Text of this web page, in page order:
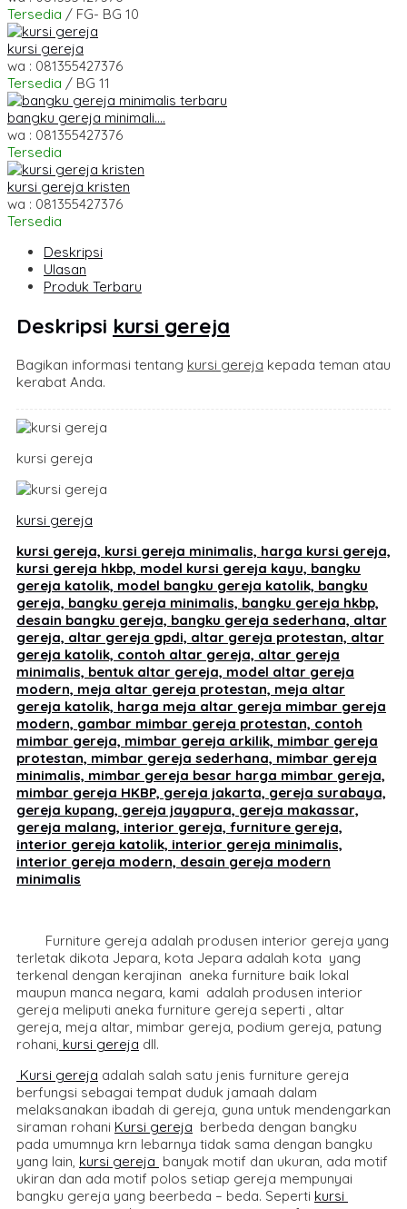
Tersedia / FG- BG 10
kursi gereja
wa : 081355427376
Tersedia / BG 11
bangku gereja minimali....
wa : 081355427376
Tersedia
kursi gereja kristen
wa : 081355427376
Tersedia
Deskripsi
Ulasan
Produk Terbaru
Deskripsi kursi gereja
Bagikan informasi tentang kursi gereja kepada teman atau
kerabat Anda.
kursi gereja
kursi gereja
kursi gereja, kursi gereja minimalis, harga kursi gereja,
kursi gereja hkbp, model kursi gereja kayu, bangku
gereja katolik, model bangku gereja katolik, bangku
gereja, bangku gereja minimalis, bangku gereja hkbp,
desain bangku gereja, bangku gereja sederhana, altar
gereja, altar gereja gpdi, altar gereja protestan, altar
gereja katolik, contoh altar gereja, altar gereja
minimalis, bentuk altar gereja, model altar gereja
modern, meja altar gereja protestan, meja altar
gereja katolik, harga meja altar gereja mimbar gereja
modern, gambar mimbar gereja protestan, contoh
mimbar gereja, mimbar gereja arkilik, mimbar gereja
protestan, mimbar gereja sederhana, mimbar gereja
minimalis, mimbar gereja besar harga mimbar gereja,
mimbar gereja HKBP, gereja jakarta, gereja surabaya,
gereja kupang, gereja jayapura, gereja makassar,
gereja malang, interior gereja, furniture gereja,
interior gereja katolik, interior gereja minimalis,
interior gereja modern, desain gereja modern
minimalis
Furniture gereja adalah produsen interior gereja yang
terletak dikota Jepara, kota Jepara adalah kota yang
terkenal dengan kerajinan aneka furniture baik lokal
maupun manca negara, kami adalah produsen interior
gereja meliputi aneka furniture gereja seperti , altar
gereja, meja altar, mimbar gereja, podium gereja, patung
rohani, kursi gereja dll.
Kursi gereja adalah salah satu jenis furniture gereja
berfungsi sebagai tempat duduk jamaah dalam
melaksanakan ibadah di gereja, guna untuk mendengarkan
siraman rohani Kursi gereja berbeda dengan bangku
pada umumnya krn lebarnya tidak sama dengan bangku
yang lain, kursi gereja banyak motif dan ukuran, ada motif
ukiran dan ada motif polos setiap gereja mempunyai
bangku gereja yang beerbeda – beda. Seperti kursi